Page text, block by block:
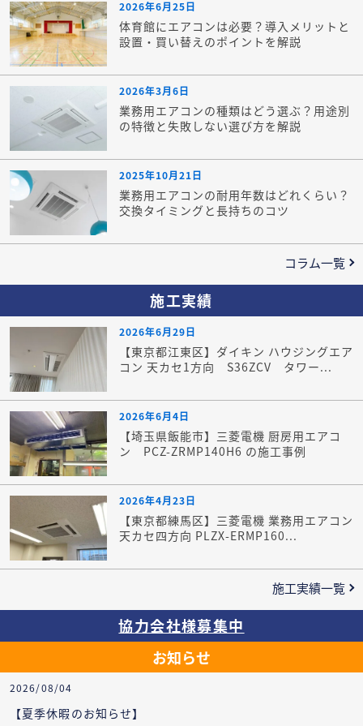
2026年6月25日
体育館にエアコンは必要？導入メリットと
設置・買い替えのポイントを解説
2026年3月6日
業務用エアコンの種類はどう選ぶ？用途別
の特徴と失敗しない選び方を解説
2025年10月21日
業務用エアコンの耐用年数はどれくらい？
交換タイミングと長持ちのコツ
コラム一覧
施工実績
2026年6月29日
【東京都江東区】ダイキン ハウジングエア
コン 天カセ1方向 S36ZCV タワー...
2026年6月4日
【埼玉県飯能市】三菱電機 厨房用エアコ
ン PCZ-ZRMP140H6 の施工事例
2026年4月23日
【東京都練馬区】三菱電機 業務用エアコン
天カセ四方向 PLZX-ERMP160...
施工実績一覧
協力会社様募集中
お知らせ
2026/08/04
【夏季休暇のお知らせ】